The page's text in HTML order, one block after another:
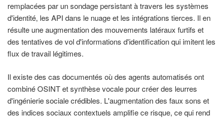
remplacées par un sondage persistant à travers les systèmes
d'identité, les API dans le nuage et les intégrations tierces. Il en
résulte une augmentation des mouvements latéraux furtifs et
des tentatives de vol d'informations d'identification qui imitent les
flux de travail légitimes.
Il existe des cas documentés où des agents automatisés ont
combiné OSINT et synthèse vocale pour créer des leurres
d'ingénierie sociale crédibles. L'augmentation des faux sons et
des indices sociaux contextuels amplifie ce risque, ce qui rend